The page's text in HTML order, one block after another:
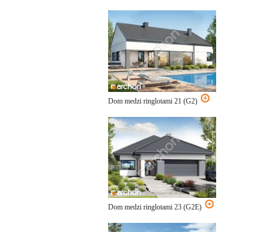
Dom medzi ringlotami 21 (G2)
Dom medzi ringlotami 23 (G2E)